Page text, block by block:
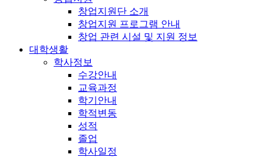
창업지원단 소개
창업지원 프로그램 안내
창업 관련 시설 및 지원 정보
대학생활
학사정보
수강안내
교육과정
학기안내
학적변동
성적
졸업
학사일정